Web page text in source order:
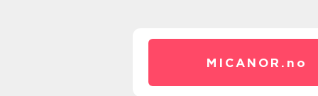
MICANOR. no